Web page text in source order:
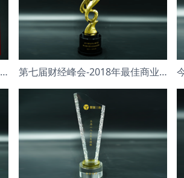
2018年中国青年数字经济 创业大赛银奖 第七届财经峰会-2018年最佳商业模式